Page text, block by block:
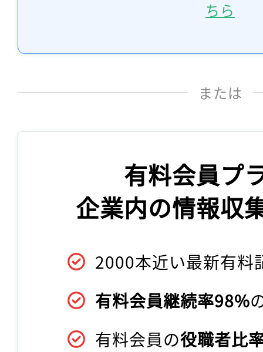
ちら
または
有料会員プ
企業内の情報収
2000本近い最新有料
有料会員継続率98%
有料会員の役職者比